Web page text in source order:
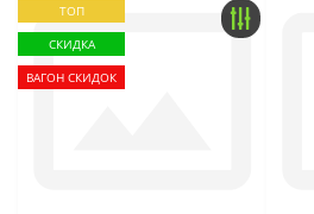
ТОП
СКИДКА
ВАГОН СКИДОК